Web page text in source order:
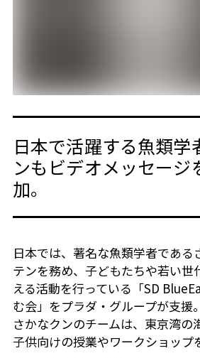
日本で活躍する魚類学
ンもビデオメッセージ
加。
日本では、著名な魚類学者である
テンを務め、子どもたちや若い世
える活動を行っている「SD
む会」をプラダ・グループが支援
さかなクンのチームは、東京湾の
子供向けの授業やワークショップ